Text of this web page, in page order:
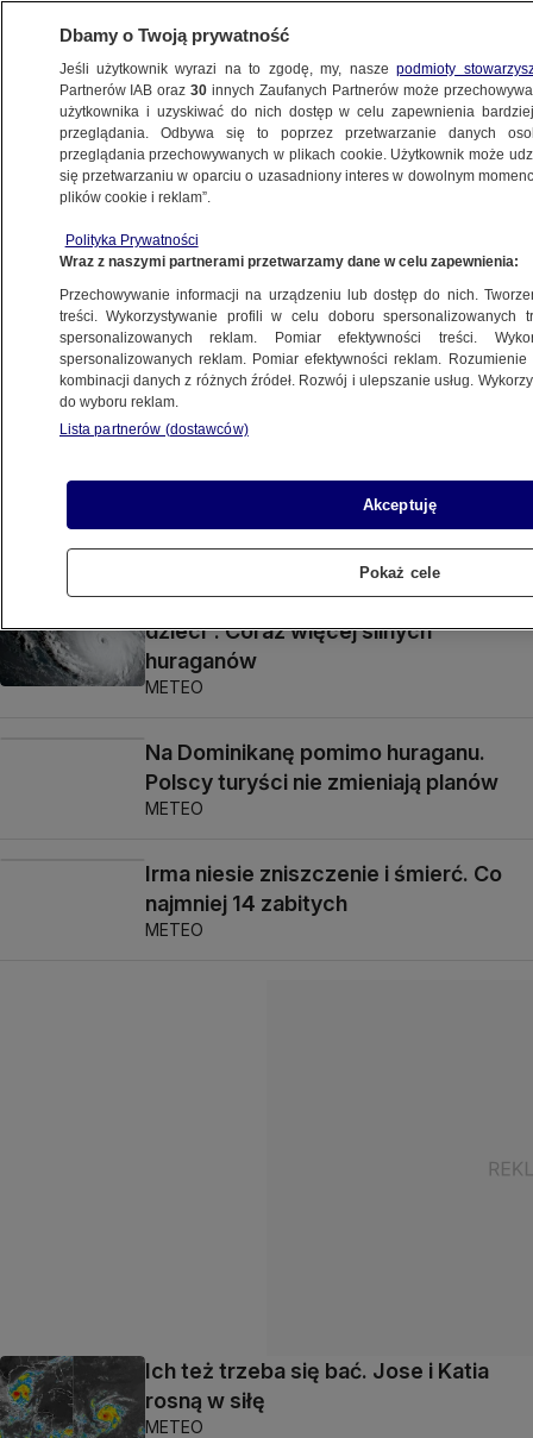
HURAGAN
Wielka niepewność. Floryda czeka
na Irmę
METEO
Depresja tropikalna Katia zabija. Dwie
osoby nie żyją po zejściu lawiny
błotnej
Raj runął jak domek z kart. "Jakby ktoś
METEO
"Smutna prognoza dla naszych
dzieci". Coraz więcej silnych
huraganów
METEO
Na Dominikanę pomimo huraganu.
Polscy turyści nie zmieniają planów
METEO
Irma niesie zniszczenie i śmierć. Co
najmniej 14 zabitych
METEO
Ich też trzeba się bać. Jose i Katia
rosną w siłę
METEO
Dbamy o Twoją prywatność
Jeśli użytkownik wyrazi na to zgodę, my, naszepodmioty
Partnerów IAB oraz30 innych Zaufanych Partnerów może
użytkownika i uzyskiwać do nich dostęp w celu zapewnienia
przeglądania. Odbywa się to poprzez przetwarzanie danych
przeglądania przechowywanych w plikach cookie. Użytkownik może
się przetwarzaniu w oparciu o uzasadniony interes w dowolnym
plików cookie i reklam”.
Polityka Prywatności
Wraz z naszymi partnerami przetwarzamy dane w celu zapewnienia:
Przechowywanie informacji na urządzeniu lub dostęp do nich.
treści. Wykorzystywanie profili w celu doboru spersonalizowanych
spersonalizowanych reklam. Pomiar efektywności treści.
spersonalizowanych reklam. Pomiar efektywności reklam.
kombinacji danych z różnych źródeł. Rozwój i ulepszanie usług.
do wyboru reklam.
Lista partnerów (dostawców)
Akceptuję
Pokaż cele